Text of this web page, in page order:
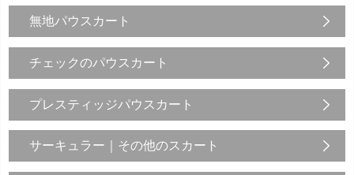
無地パウスカート
チェックのパウスカート
プレスティッジパウスカート
サーキュラー｜その他のスカート